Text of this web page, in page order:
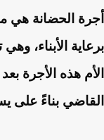
أجرة الحضانة هي
برعاية الأبناء،
الأم هذه الأجرة
القاضي بناءً على